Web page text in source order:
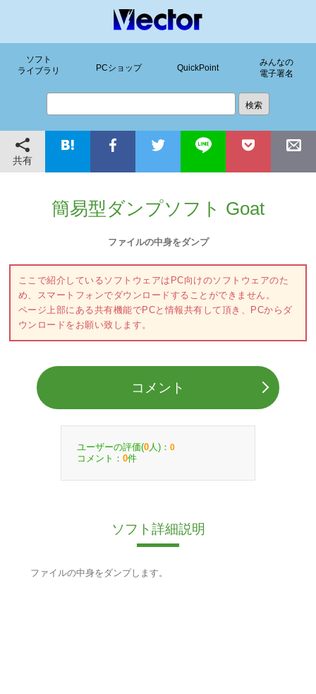
ソフト
ライブラリ
PCショップ QuickPoint
みんなの
電子署名
共有
簡易型ダンプソフト Goat
ファイルの中身をダンプ
ここで紹介しているソフトウェアはPC向けのソフトウェアのた
め、スマートフォンでダウンロードすることができません。
ページ上部にある共有機能でPCと情報共有して頂き、PCからダ
ウンロードをお願い致します。
コメント
ユーザーの評価(0 人)： 0
コメント： 0件
ソフト詳細説明
ファイルの中身をダンプします。